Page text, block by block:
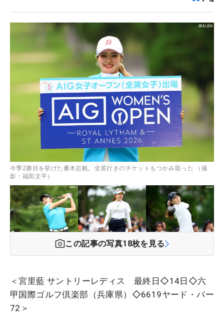
今季2勝目を挙げた桑木志帆。全英行きのチケットもつかみ取った （撮
影：福田文平）
この記事の写真18枚を見る
＜宮里藍 サントリーレディス 最終日◇14日◇六
甲国際ゴルフ倶楽部（兵庫県）◇6619ヤード・パー
72＞